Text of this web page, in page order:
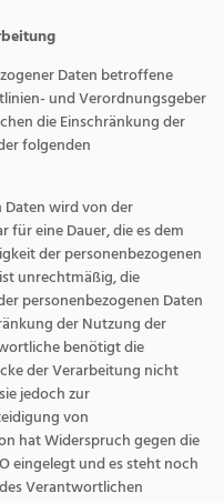
Daten betroffene
und Verordnungsgeber
die Einschränkung der
folgenden
Daten wird von der
eine Dauer, die es dem
der personenbezogenen
unrechtmäßig, die
personenbezogenen Daten
der Nutzung der
benötigt die
der Verarbeitung nicht
jedoch zur
von
hat Widerspruch gegen die
eingelegt und es steht noch
Verantwortlichen